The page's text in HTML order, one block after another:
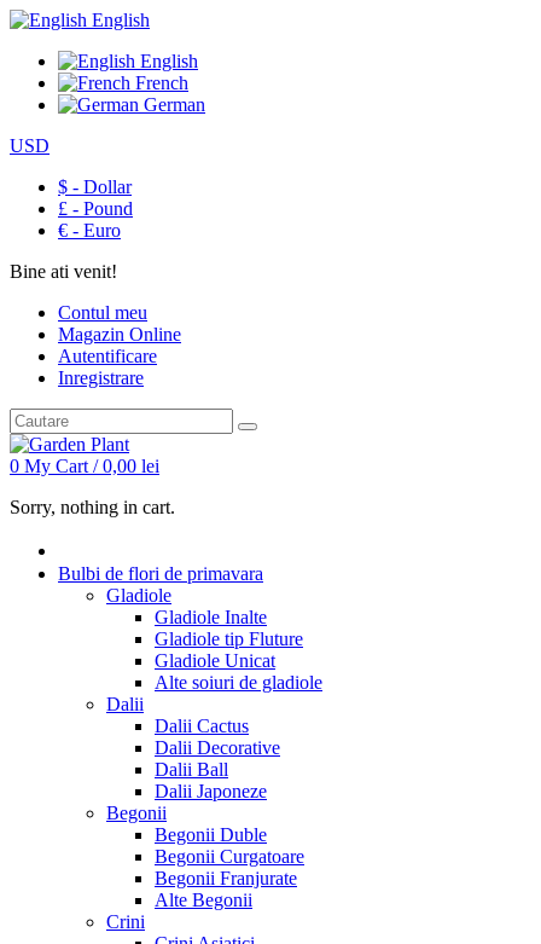
English
English
French
German
USD
$ - Dollar
£ - Pound
€ - Euro
Bine ati venit!
Contul meu
Magazin Online
Autentificare
Inregistrare
0 My Cart /0,00 lei
Sorry, nothing in cart.
Bulbi de flori de primavara
Gladiole
Gladiole Inalte
Gladiole tip Fluture
Gladiole Unicat
Alte soiuri de gladiole
Dalii
Dalii Cactus
Dalii Decorative
Dalii Ball
Dalii Japoneze
Begonii
Begonii Duble
Begonii Curgatoare
Begonii Franjurate
Alte Begonii
Crini